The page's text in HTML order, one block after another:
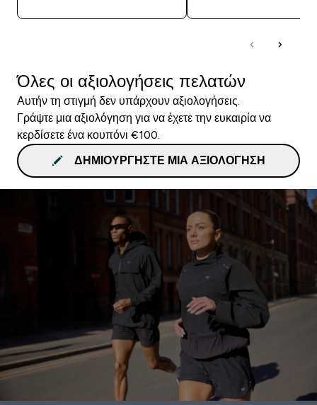
Όλες οι αξιολογήσεις πελατών
Αυτήν τη στιγμή δεν υπάρχουν αξιολογήσεις.
Γράψτε μια αξιολόγηση για να έχετε την ευκαιρία να
κερδίσετε ένα κουπόνι €100.
ΔΗΜΙΟΥΡΓΉΣΤΕ ΜΙΑ ΑΞΙΟΛΌΓΗΣΗ